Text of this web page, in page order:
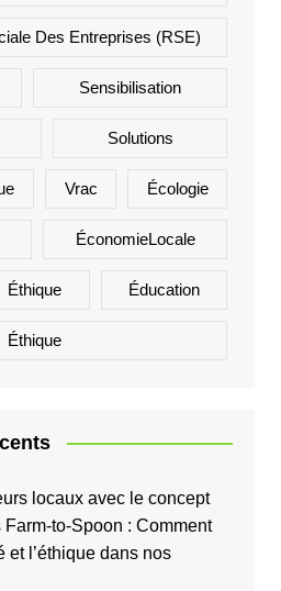
Des Entreprises (RSE)
Sensibilisation
Solutions
Vrac Écologie
ÉconomieLocale
Éthique Éducation
Éthique
locaux avec le concept
Farm-to-Spoon : Comment
et l’éthique dans nos